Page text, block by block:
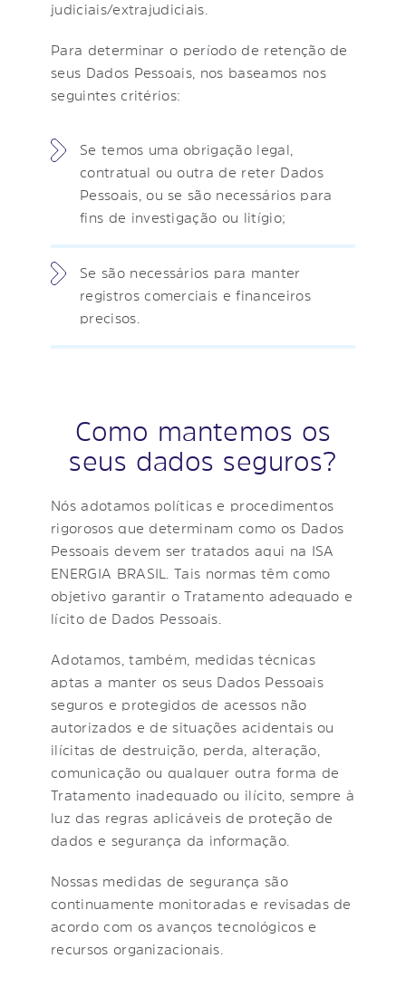
judiciais/extrajudiciais.
Para determinar o período de retenção de
seus Dados Pessoais, nos baseamos nos
seguintes critérios:
Se temos uma obrigação legal,
contratual ou outra de reter Dados
Pessoais, ou se são necessários para
fins de investigação ou litígio;
Se são necessários para manter
registros comerciais e financeiros
precisos.
Como mantemos os
seus dados seguros?
Nós adotamos políticas e procedimentos
rigorosos que determinam como os Dados
Pessoais devem ser tratados aqui na ISA
ENERGIA BRASIL. Tais normas têm como
objetivo garantir o Tratamento adequado e
lícito de Dados Pessoais.
Adotamos, também, medidas técnicas
aptas a manter os seus Dados Pessoais
seguros e protegidos de acessos não
autorizados e de situações acidentais ou
ilícitas de destruição, perda, alteração,
comunicação ou qualquer outra forma de
Tratamento inadequado ou ilícito, sempre à
luz das regras aplicáveis de proteção de
dados e segurança da informação.
Nossas medidas de segurança são
continuamente monitoradas e revisadas de
acordo com os avanços tecnológicos e
recursos organizacionais.